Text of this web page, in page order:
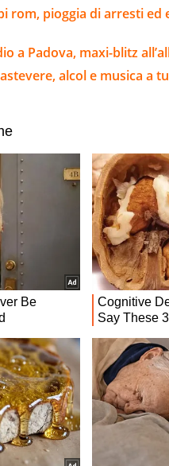
rom, pioggia di arresti ed
a Padova, maxi-blitz
alcol e musica a